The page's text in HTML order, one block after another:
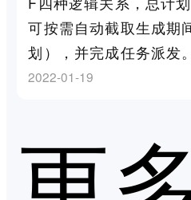
可按需自动截取生成期
划），并完成任务派发。
2022-01-19